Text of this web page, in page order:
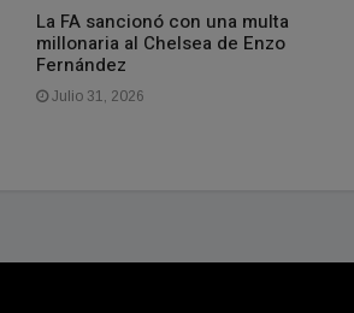
La FA sancionó con una multa
millonaria al Chelsea de Enzo
Fernández
Julio 31, 2026